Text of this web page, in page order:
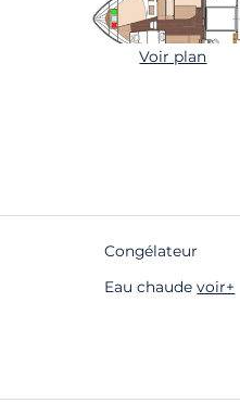
Voir plan
Congélateur
Eau chaudevoir+